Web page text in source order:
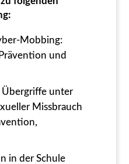
Mobbing:
und
Übergriffe unter
Missbrauch
in der Schule